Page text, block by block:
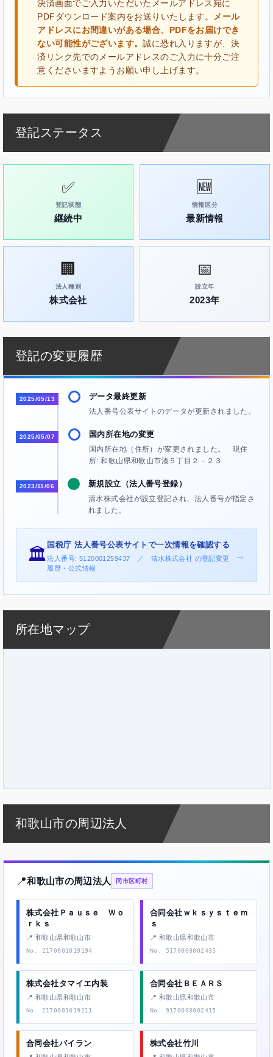
決済画面でご入力いただいたメールアドレス宛に
PDFダウンロード案内をお送りいたします。
メール
アドレスにお間違いがある場合、PDFをお届けでき
ない可能性がございます。誠に恐れ入りますが、決
済リンク先でのメールアドレスのご入力に十分ご注
意くださいますようお願い申し上げます。
登記ステータス
✅
登記状態
継続中
🆕
情報区分
最新情報
🏢
法人種別
株式会社
📅
設立年
2023年
登記の変更履歴
2025/05/13 データ最終更新
法人番号公表サイトのデータが更新されました。
2025/05/07 国内所在地の変更
国内所在地（住所）が変更されました。 現住
所: 和歌山県和歌山市湊５丁目２－２３
2023/11/06 新規設立（法人番号登録）
清水株式会社が設立登記され、法人番号が指定さ
れました。
🏛️
国税庁 法人番号公表サイトで一次情報を確認する
法人番号: 5120001259437 ／ 清水株式会社 の登記変更
履歴・公式情報
→
所在地マップ
和歌山市の周辺法人
📍和歌山市の周辺法人 同市区町村
株式会社Ｐａｕｓｅ Ｗｏ
ｒｋｓ
📍 和歌山県和歌山市
No. 2170001019194
合同会社ｗｋｓｙｓｔｅｍ
ｓ
📍 和歌山県和歌山市
No. 5170003002435
株式会社タマイエ内装
📍 和歌山県和歌山市
No. 2170001019211
合同会社ＢＥＡＲＳ
📍 和歌山県和歌山市
No. 9170003002415
合同会社バイラン 株式会社竹川